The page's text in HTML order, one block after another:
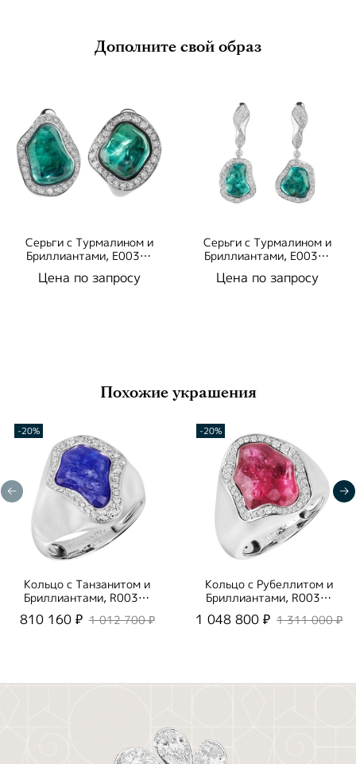
Дополните свой образ
Серьги с Турмалином и
Бриллиантами, E0030-
Цена по запросу
Серьги с Турмалином и
Бриллиантами, E0030-
Цена по запросу
Похожие украшения
-20%
Кольцо с Танзанитом и
Бриллиантами, R0030-
52/1
810 160 ₽ 1 012 700 ₽
-20%
Кольцо с Рубеллитом и
Бриллиантами, R0030-
58/1
1 048 800 ₽ 1 311 000 ₽